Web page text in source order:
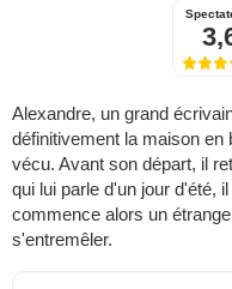
Alexandre, un grand
définitivement la maison en
vécu. Avant son départ, il
qui lui parle d'un jour d'été,
commence alors un
s'entremêler.